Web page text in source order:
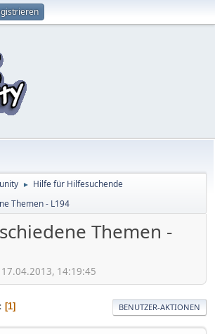
► Hilfe für Hilfesuchende
Themen - L194
Themen -
14:19:45
1 BENUTZER-AKTIONEN